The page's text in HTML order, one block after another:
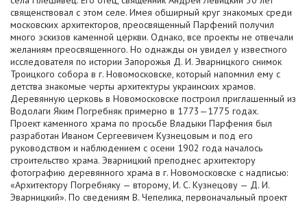
священствовал с этом селе. Имея обширный круг знакомых среди
московских архитекторов, преосвященный Парфений получил
много эскизов каменной церкви. Однако, все проекты не отвечали
желаниям преосвященного. Но однажды он увидел у известного
исследователя по истории Запорожья Д. И. Эварницкого снимок
Троицкого собора в г. Новомосковске, который напомнил ему с
детства знакомые черты архитектуры украинских храмов.
Деревянную церковь в Новомосковске построил приглашенный из
Водолаги Яким Погребняк примерно в 1773—1775 годах.
Проект каменного храма по просьбе Владыки Парфения был
разработан Иваном Сергеевичем Кузнецовым и под его
руководством и наблюдением с осени 1902 года началось
строительство храма. Эварницкий преподнес архитектору
фотографию деревянного храма в г. Новомосковске с надписью:
«Архитектору Погребняку — второму, И. С. Кузнецову — Д. И.
Эварницкий». По сведениям В. Чепелика, первоначальный проект